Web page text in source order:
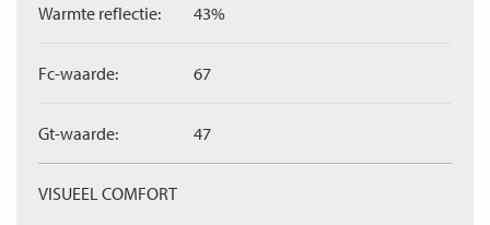
Warmte reflectie: 43%
Fc-waarde: 67
Gt-waarde: 47
VISUEEL COMFORT